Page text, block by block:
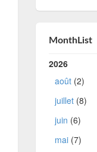
MonthList
2026
août(2)
juillet(8)
juin (6)
mai(7)